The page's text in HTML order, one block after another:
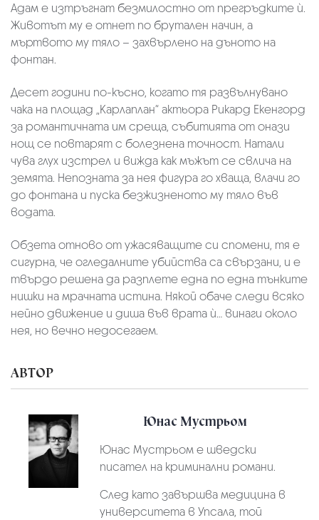
Адам е изтръгнат безмилостно от прегръдките ѝ.
Животът му е отнет по брутален начин, а
мъртвото му тяло – захвърлено на дъното на
фонтан.
Десет години по-късно, когато тя развълнувано
чака на площад „Карлаплан“ актьора Рикард Екенгорд
за романтичната им среща, събитията от онази
нощ се повтарят с болезнена точност. Натали
чува глух изстрел и вижда как мъжът се свлича на
земята. Непозната за нея фигура го хваща, влачи го
до фонтана и пуска безжизненото му тяло във
водата.
Обзета отново от ужасяващите си спомени, тя е
сигурна, че огледалните убийства са свързани, и е
твърдо решена да разплете една по една тънките
нишки на мрачната истина. Някой обаче следи всяко
нейно движение и диша във врата ѝ… винаги около
нея, но вечно недосегаем.
АВТОР
Юнас Мустрьом
Юнас Мустрьом е шведски
писател на криминални романи.
След като завършва медицина в
университета в Упсала, той